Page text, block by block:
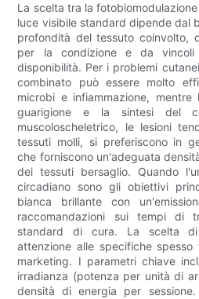
La scelta tra la
luce visibile standard dipende dal
profondità del tessuto coinvolto,
per la condizione e da
disponibilità. Per i problemi
combinato può essere molto
microbi e infiammazione,
guarigione e la sintesi del
muscoloscheletrico, le lesioni
tessuti molli, si preferiscono in
che forniscono un'adeguata
dei tessuti bersaglio. Quando
circadiano sono gli obiettivi
bianca brillante con
raccomandazioni sui tempi di
standard di cura. La scelta
attenzione alle specifiche
marketing. I parametri chiave
irradianza (potenza per unità di
densità di energia per